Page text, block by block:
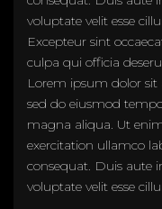
voluptate velit esse
Excepteur sint
culpa qui officia
Lorem ipsum dolor sit
sed do eiusmod
magna aliqua. Ut
exercitation ullamco
consequat. Duis aute
voluptate velit esse